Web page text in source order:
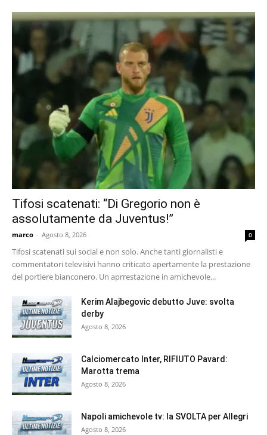
Tifosi scatenati: “Di Gregorio non è
assolutamente da Juventus!”
marco - Agosto 8, 2026 0
Tifosi scatenati sui social e non solo. Anche tanti giornalisti e
commentatori televisivi hanno criticato apertamente la prestazione
del portiere bianconero. Un aprrestazione in amichevole...
Kerim Alajbegovic debutto Juve: svolta
derby
Agosto 8, 2026
Calciomercato Inter, RIFIUTO Pavard:
Marotta trema
Agosto 8, 2026
Napoli amichevole tv: la SVOLTA per Allegri
Agosto 8, 2026